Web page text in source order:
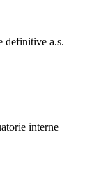
definitive a.s.
interne